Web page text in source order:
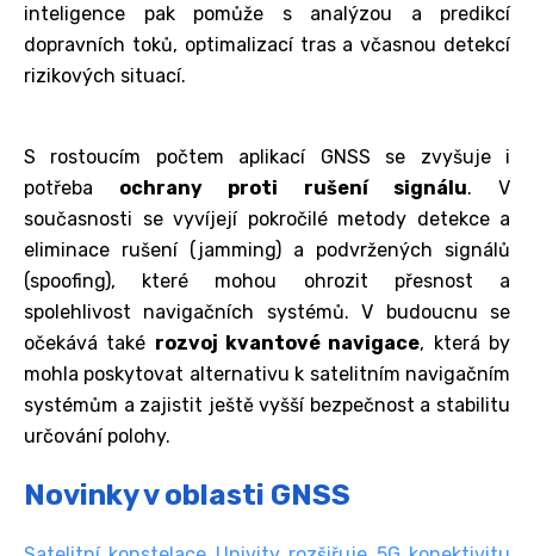
inteligence pak pomůže s analýzou a predikcí
dopravních toků, optimalizací tras a včasnou detekcí
rizikových situací.
S rostoucím počtem aplikací GNSS se zvyšuje i
potřeba ochrany proti rušení signálu. V
současnosti se vyvíjejí pokročilé metody detekce a
eliminace rušení (jamming) a podvržených signálů
(spoofing), které mohou ohrozit přesnost a
spolehlivost navigačních systémů. V budoucnu se
očekává také rozvoj kvantové navigace, která by
mohla poskytovat alternativu k satelitním navigačním
systémům a zajistit ještě vyšší bezpečnost a stabilitu
určování polohy.
Novinky v oblasti GNSS